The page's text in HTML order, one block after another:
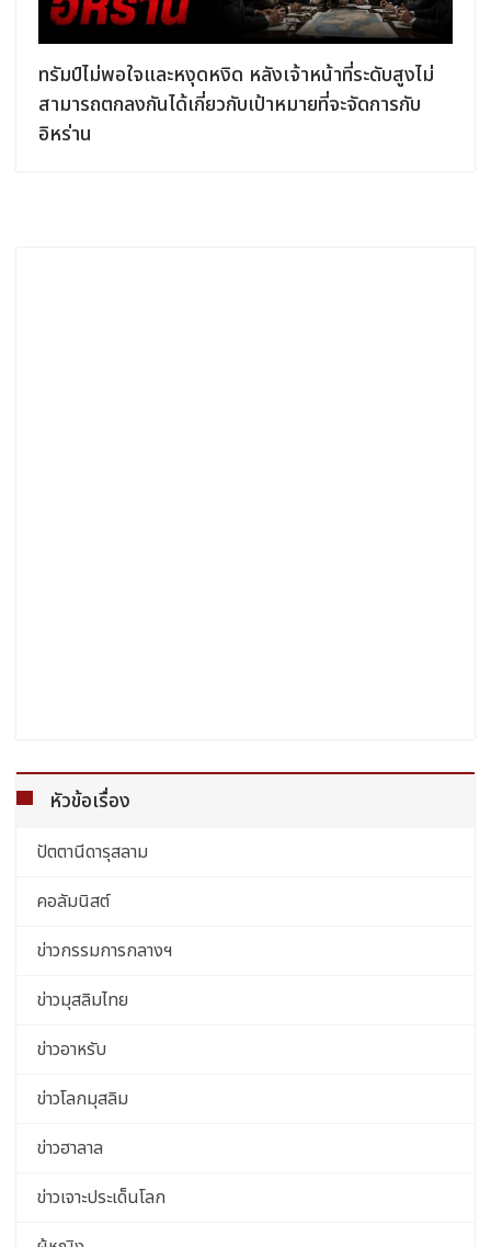
ทรัมป์ไม่พอใจและหงุดหงิด หลังเจ้าหน้าที่ระดับสูงไม่
สามารถตกลงกันได้เกี่ยวกับเป้าหมายที่จะจัดการกับ
อิหร่าน
หัวข้อเรื่อง
ปัตตานีดารุสลาม
คอลัมนิสต์
ข่าวกรรมการกลางฯ
ข่าวมุสลิมไทย
ข่าวอาหรับ
ข่าวโลกมุสลิม
ข่าวฮาลาล
ข่าวเจาะประเด็นโลก